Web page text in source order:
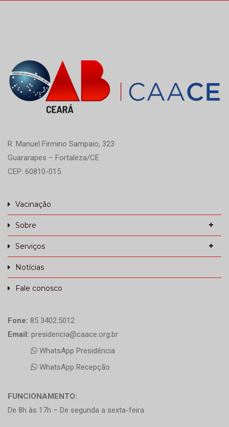
R. Manuel Firmino Sampaio, 323
Guararapes – Fortaleza/CE
CEP: 60810-015
Vacinação
Sobre
Serviços
Notícias
Fale conosco
Fone: 85 3402.5012
Email: presidencia@caace.org.br
WhatsApp Presidência
WhatsApp Recepção
FUNCIONAMENTO:
De 8h às 17h – De segunda a sexta-feira